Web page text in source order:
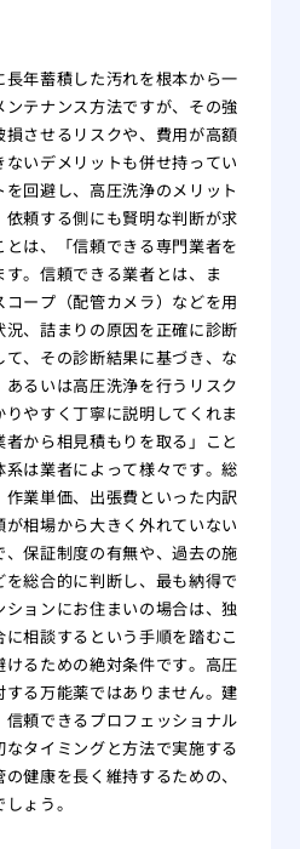
年蓄積した汚れを根本から一
テナンス方法ですが、その強
させるリスクや、費用が高額
いデメリットも併せ持ってい
回避し、高圧洗浄のメリット
頼する側にも賢明な判断が求
は、「信頼できる専門業者を
。信頼できる業者とは、ま
ープ（配管カメラ）などを用
、詰まりの原因を正確に診断
、その診断結果に基づき、な
るいは高圧洗浄を行うリスク
やすく丁寧に説明してくれま
から相見積もりを取る」こと
は業者によって様々です。総
業単価、出張費といった内訳
相場から大きく外れていない
保証制度の有無や、過去の施
総合的に判断し、最も納得で
ョンにお住まいの場合は、独
相談するという手順を踏むこ
るための絶対条件です。高圧
る万能薬ではありません。建
頼できるプロフェッショナル
タイミングと方法で実施する
健康を長く維持するための、
ょう。